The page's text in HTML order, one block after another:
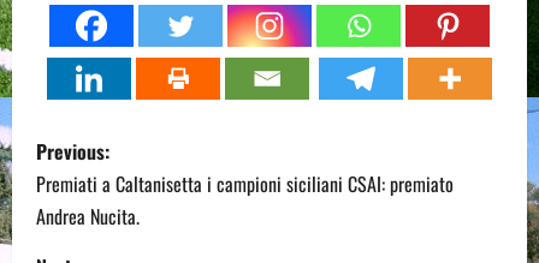
P
o
s
Previous:
Premiati a Caltanisetta i campioni siciliani CSAI: premiato
Andrea Nucita.